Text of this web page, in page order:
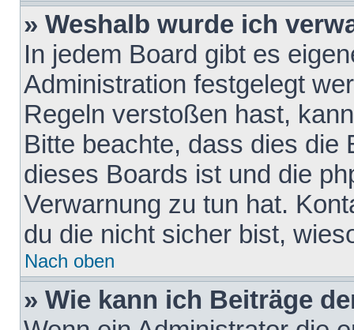
» Weshalb wurde ich
In jedem Board gibt es
Administration festgelegt
Regeln verstoßen hast,
Bitte beachte, dass dies die
dieses Boards ist und die
Verwarnung zu tun hat.
du die nicht sicher bist,
Nach oben
» Wie kann ich Beiträge